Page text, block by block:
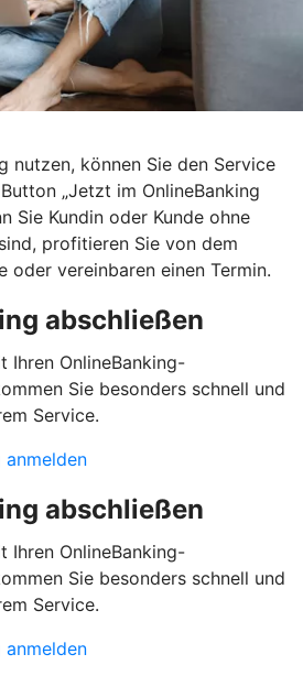
nutzen, können Sie den Service
„Jetzt im OnlineBanking
Sie Kundin oder Kunde ohne
profitieren Sie von dem
oder vereinbaren einen Termin.
abschließen
Ihren OnlineBanking-
Sie besonders schnell und
Service.
abschließen
Ihren OnlineBanking-
Sie besonders schnell und
Service.